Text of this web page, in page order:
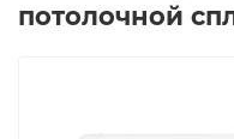
потолочной